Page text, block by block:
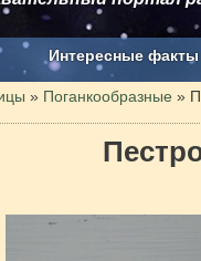
Интересные факты
рекламы
» Поганкообразные »